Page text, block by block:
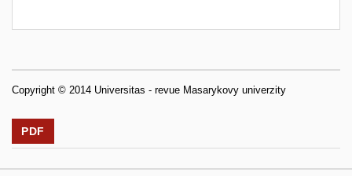
Copyright © 2014 Universitas - revue Masarykovy univerzity
PDF